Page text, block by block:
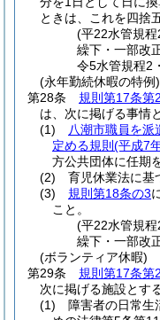
ときは、これを四捨
(平22水管規
繰下・一部改
令5水管規程2
(永年勤続休暇の特例)
第28条
規則第17条第
は、次に掲げる事情
(1)
八潮市職員を派
定める規則 (平成7
方公共団体に任期
(2)
育児休業法に基
(3)
規則第18条の3
こと。
(平22水管規
繰下・一部改
(ボランティア休暇)
第29条
規則第17条第
次に掲げる施設とする
(1)
障害者の日常生